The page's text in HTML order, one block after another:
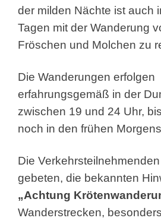
der milden Nächte ist auch
Tagen mit der Wanderung
Fröschen und Molchen zu
Die Wanderungen erfolgen
erfahrungsgemäß in der
zwischen 19 und 24 Uhr,
noch in den frühen
Die
gebeten, die bekannten
„Achtung
Wanderstrecken,